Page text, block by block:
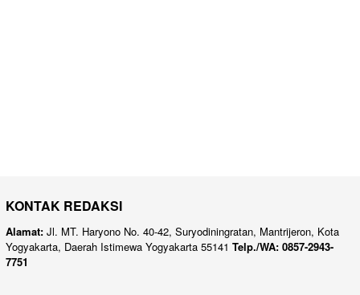
KONTAK REDAKSI
Alamat: Jl. MT. Haryono No. 40-42, Suryodiningratan, Mantrijeron, Kota
Yogyakarta, Daerah Istimewa Yogyakarta 55141 Telp./WA: 0857-2943-
7751